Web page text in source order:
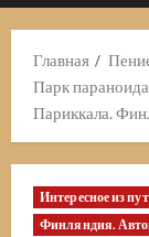
Главная
Парк
Париккала.
Интересное из
Финляндия.